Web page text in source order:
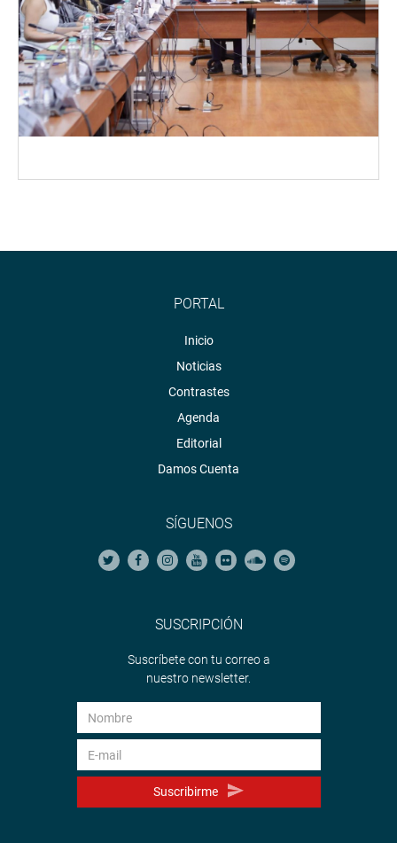
PORTAL
Inicio
Noticias
Contrastes
Agenda
Editorial
Damos Cuenta
SÍGUENOS
SUSCRIPCIÓN
Suscríbete con tu correo a
nuestro newsletter.
Suscribirme